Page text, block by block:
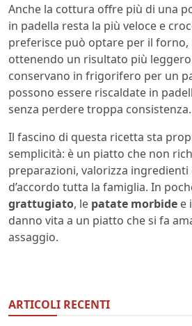
Anche la cottura offre più di una
in padella resta la più veloce e
preferisce può optare per il forno,
ottenendo un risultato più
conservano in frigorifero per un
possono essere riscaldate in
senza perdere troppa consistenza.
Il fascino di questa ricetta sta
semplicità: è un piatto che non
preparazioni, valorizza
d’accordo tutta la famiglia. In
grattugiato, le patate morbide e
danno vita a un piatto che si fa
assaggio.
ARTICOLI RECENTI